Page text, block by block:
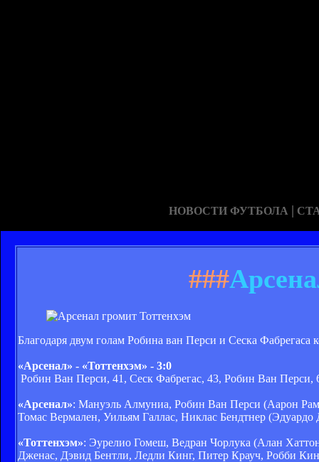
НОВОСТИ ФУТБОЛА |
###
Благодаря двум голам Робина ван Перси и Сеска Фабрегаса
«Арсенал» - «Тоттенхэм» - 3:0
Робин Ван Перси, 41, Сеск Фабрегас, 43, Робин Ван Перси,
«Арсенал»: Мануэль Алмуниа, Робин Ван Перси (Аарон
Томас Вермален, Уильям Галлас, Никлас Бендтнер
«Тоттенхэм»: Эурелио Гомеш, Ведран Чорлука (Алан
Дженас, Дэвид Бентли, Ледли Кинг, Питер Крауч, Робби